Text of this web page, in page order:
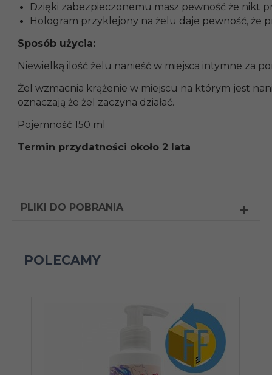
Dzięki zabezpieczonemu masz pewność że nikt
Hologram przyklejony na żelu daje pewność, że
Sposób użycia:
Niewielką ilość żelu nanieść w miejsca intymne za
Żel wzmacnia krążenie w miejscu na którym jest
oznaczają że żel zaczyna działać.
Pojemność 150 ml
Termin przydatności około 2 lata
PLIKI DO POBRANIA
POLECAMY